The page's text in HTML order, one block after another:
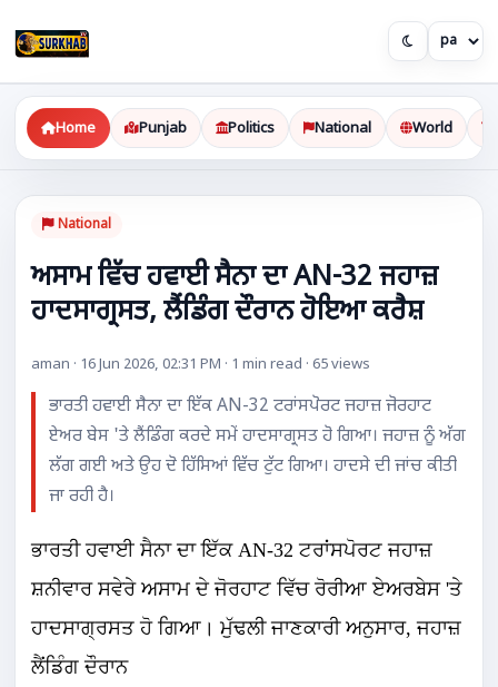
Home Punjab Politics National World
National
ਅਸਾਮ ਵਿੱਚ ਹਵਾਈ ਸੈਨਾ ਦਾ AN-32 ਜਹਾਜ਼
ਹਾਦਸਾਗ੍ਰਸਤ, ਲੈਂਡਿੰਗ ਦੌਰਾਨ ਹੋਇਆ ਕਰੈਸ਼
aman · 16 Jun 2026, 02:31 PM · 1 min read · 65 views
ਭਾਰਤੀ ਹਵਾਈ ਸੈਨਾ ਦਾ ਇੱਕ AN-32 ਟਰਾਂਸਪੋਰਟ ਜਹਾਜ਼ ਜੋਰਹਾਟ
ਏਅਰ ਬੇਸ 'ਤੇ ਲੈਂਡਿੰਗ ਕਰਦੇ ਸਮੇਂ ਹਾਦਸਾਗ੍ਰਸਤ ਹੋ ਗਿਆ। ਜਹਾਜ਼ ਨੂੰ ਅੱਗ
ਲੱਗ ਗਈ ਅਤੇ ਉਹ ਦੋ ਹਿੱਸਿਆਂ ਵਿੱਚ ਟੁੱਟ ਗਿਆ। ਹਾਦਸੇ ਦੀ ਜਾਂਚ ਕੀਤੀ
ਜਾ ਰਹੀ ਹੈ।
ਭਾਰਤੀ ਹਵਾਈ ਸੈਨਾ ਦਾ ਇੱਕ AN-32 ਟਰਾਂਸਪੋਰਟ ਜਹਾਜ਼
ਸ਼ਨੀਵਾਰ ਸਵੇਰੇ ਅਸਾਮ ਦੇ ਜੋਰਹਾਟ ਵਿੱਚ ਰੋਰੀਆ ਏਅਰਬੇਸ 'ਤੇ
ਹਾਦਸਾਗ੍ਰਸਤ ਹੋ ਗਿਆ। ਮੁੱਢਲੀ ਜਾਣਕਾਰੀ ਅਨੁਸਾਰ, ਜਹਾਜ਼
ਲੈਂਡਿੰਗ ਦੌਰਾਨ